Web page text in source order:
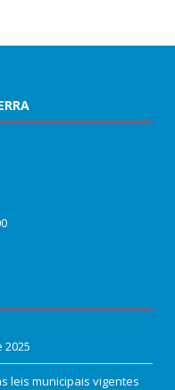
2025
leis municipais vigentes